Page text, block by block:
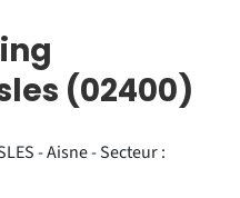
(02400)
- Aisne - Secteur :